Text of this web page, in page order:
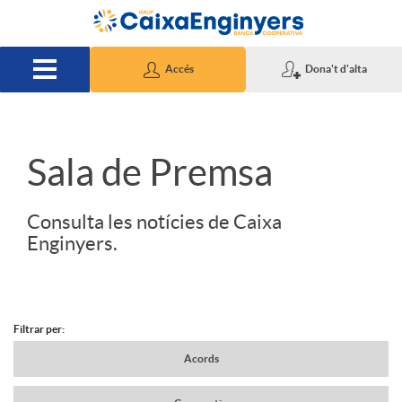
Salta al contingut principal
Accés Dona't d'alta
S
d
Sala de Premsa
Consulta les notícies de Caixa
Enginyers.
N
Filtrar per:
Acords